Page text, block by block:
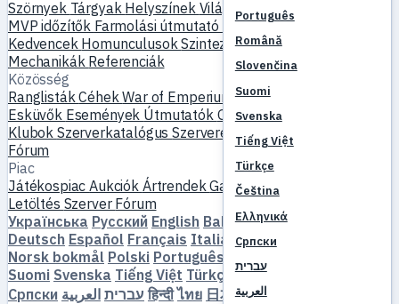
Português
Română
Slovenčina
Suomi
Svenska
Tiếng Việt
Türkçe
Čeština
Ελληνικά
Српски
עברית
العربية
Szörnyek Tárgyak Helyszínek Világtérkép
Skill adatbázis
MVP időzítők Farmolási útmutató
Készítés és kovácsolás
Kedvencek HomunculusokSzintezésÖsszehasonlítás
Mechanikák Referenciák
Közösség
RanglistákCéhekWar of EmperiumJátékos profilok
Esküvők Események Útmutatók GalériaVideó
Klubok SzerverkatalógusSzerverértékelések
Fórum
Piac
JátékospiacAukciók ÁrtrendekGazdaság
Letöltés Szerver Fórum
Українська Русский English Bahasa Indonesia
Deutsch Español Français Italiano Magyar
Norsk bokmål Polski Português
Suomi Svenska Tiếng Việt Türkçe Čeština
Српски
עברית العربية हिन्दी ไทย 日本語 简体中文